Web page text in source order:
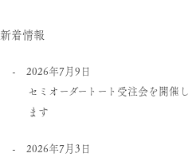
新着情報
2026年7月9日
セミオーダートート受注会を開催し
ます
2026年7月3日